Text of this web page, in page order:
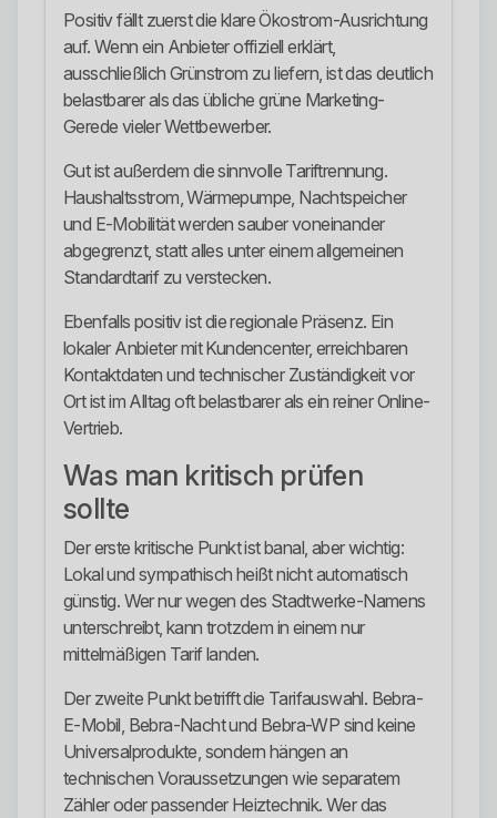
Positiv fällt zuerst die klare Ökostrom-Ausrichtung
auf. Wenn ein Anbieter offiziell erklärt,
ausschließlich Grünstrom zu liefern, ist das deutlich
belastbarer als das übliche grüne Marketing-
Gerede vieler Wettbewerber.
Gut ist außerdem die sinnvolle Tariftrennung.
Haushaltsstrom, Wärmepumpe, Nachtspeicher
und E-Mobilität werden sauber voneinander
abgegrenzt, statt alles unter einem allgemeinen
Standardtarif zu verstecken.
Ebenfalls positiv ist die regionale Präsenz. Ein
lokaler Anbieter mit Kundencenter, erreichbaren
Kontaktdaten und technischer Zuständigkeit vor
Ort ist im Alltag oft belastbarer als ein reiner Online-
Vertrieb.
Was man kritisch prüfen
sollte
Der erste kritische Punkt ist banal, aber wichtig:
Lokal und sympathisch heißt nicht automatisch
günstig. Wer nur wegen des Stadtwerke-Namens
unterschreibt, kann trotzdem in einem nur
mittelmäßigen Tarif landen.
Der zweite Punkt betrifft die Tarifauswahl. Bebra-
E-Mobil, Bebra-Nacht und Bebra-WP sind keine
Universalprodukte, sondern hängen an
technischen Voraussetzungen wie separatem
Zähler oder passender Heiztechnik. Wer das